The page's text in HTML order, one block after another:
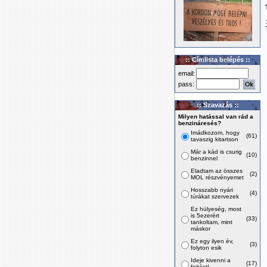
:: Címlista belépés ::
email:
pass:
:: Szavazás ::
Milyen hatással van rád a
benzináresés?
Imádkozom, hogy
tavaszig kitartson
(61)
Már a kád is csurig
benzinnel
(10)
Eladtam az összes
MOL részvényemet
(2)
Hosszabb nyári
túrákat szervezek
(4)
Ez hülyeség, most
is 5ezerért
tankoltam, mint
máskor
(33)
Ez egy ilyen év,
folyton esik
(3)
Ideje kivenni a
(17)